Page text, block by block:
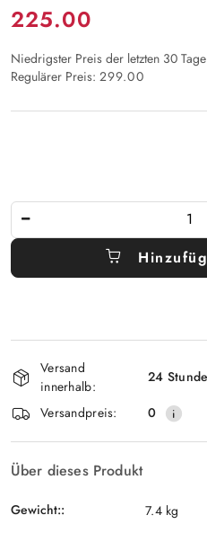
Preis:
225.00
Niedrigster Preis der letzten 30
Regulärer Preis: 299.00
und
lieferung
Versand
innerhalb:
24
Versandpreis:
0
Über dieses Produkt
Gewicht:: 7.4 kg